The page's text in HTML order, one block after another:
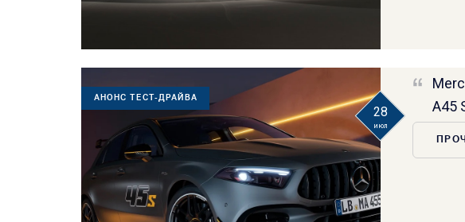
АНОНС ТЕСТ-ДРАЙВА
28
июл
A45